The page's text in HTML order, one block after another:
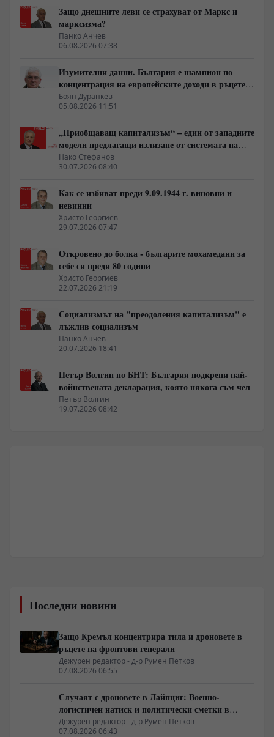
Защо днешните леви се страхуват от Маркс и
марксизма?
Панко Анчев
06.08.2026 07:38
Изумителни данни. България е шампион по
концентрация на европейските доходи в ръцете
на най-богатия 1%, надминава и САЩ
Боян Дуранкев
05.08.2026 11:51
„Приобщаващ капитализъм“ – един от западните
модели предлагащи излизане от системата на
неолиберализма
Нако Стефанов
30.07.2026 08:40
Как се избиват преди 9.09.1944 г. виновни и
невинни
Христо Георгиев
29.07.2026 07:47
Откровено до болка - българите мохамедани за
себе си преди 80 години
Христо Георгиев
22.07.2026 21:19
Социализмът на "преодоления капитализъм" е
лъжлив социализъм
Панко Анчев
20.07.2026 18:41
Петър Волгин по БНТ: България подкрепи най-
войнствената декларация, която някога съм чел
Петър Волгин
19.07.2026 08:42
Последни новини
Защо Кремъл концентрира тила и дроновете в
ръцете на фронтови генерали
Дежурен редактор - д-р Румен Петков
07.08.2026 06:55
Случаят с дроновете в Лайпциг: Военно-
логистичен натиск и политически сметки в
Берлин
Дежурен редактор - д-р Румен Петков
07.08.2026 06:43